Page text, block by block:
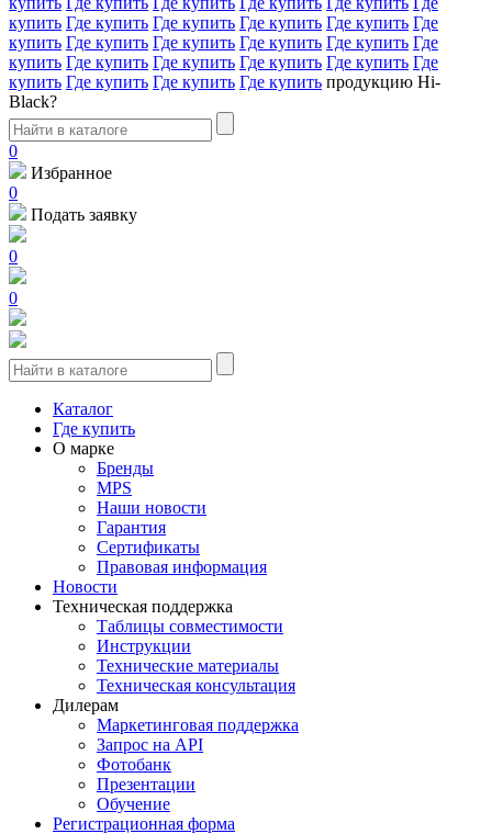
купить Где купить Где купить Где купить Где купить Где
купить Где купить Где купить Где купить Где купить Где
купить Где купить Где купить Где купить Где купить Где
купить Где купить Где купить Где купить продукцию Hi-
Black?
0
Избранное
0
Подать заявку
0
0
Каталог
Где купить
О марке
Бренды
MPS
Наши новости
Гарантия
Сертификаты
Правовая информация
Новости
Техническая поддержка
Таблицы совместимости
Инструкции
Технические материалы
Техническая консультация
Дилерам
Маркетинговая поддержка
Запрос на API
Фотобанк
Презентации
Обучение
Регистрационная форма